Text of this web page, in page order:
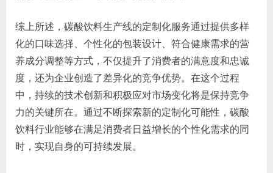
综上所述，碳酸饮料生产线的定制化服务通过提供多样
化的口味选择、个性化的包装设计、符合健康需求的营
养成分调整等方式，不仅提升了消费者的满意度和忠诚
度，还为企业创造了差异化的竞争优势。在这个过程
中，持续的技术创新和积极应对市场变化将是保持竞争
力的关键所在。通过不断探索新的定制化可能性，碳酸
饮料行业能够在满足消费者日益增长的个性化需求的同
时，实现自身的可持续发展。